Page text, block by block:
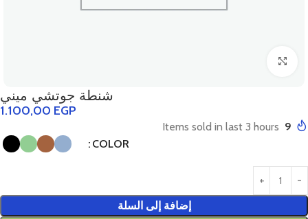
شنطة جوتشي ميني
1.100,00 EGP
9
Items sold in last 3 hours
COLOR
إضافة إلى السلة